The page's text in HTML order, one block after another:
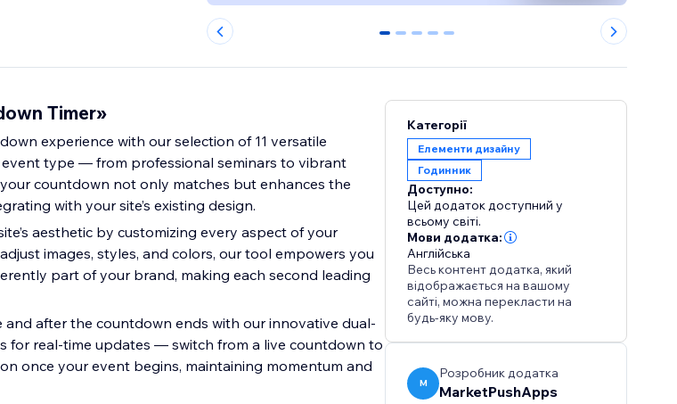
0 1 2 3 4
Timer»
experience with our selection of 11 versatile
type — from professional seminars to vibrant
countdown not only matches but enhances the
with your site’s existing design.
aesthetic by customizing every aspect of your
images, styles, and colors, our tool empowers you
part of your brand, making each second leading
and after the countdown ends with our innovative dual-
for real-time updates — switch from a live countdown to
once your event begins, maintaining momentum and
Категорії
Елементи дизайну
Годинник
Доступно:
Цей додаток доступний у
всьому світі.
Мови додатка:
Англійська
Весь контент додатка, який
відображається на вашому
сайті, можна перекласти на
будь-яку мову.
M
Розробник додатка
MarketPushApps